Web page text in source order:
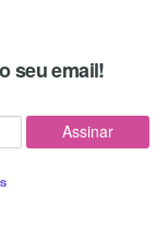
seu email!